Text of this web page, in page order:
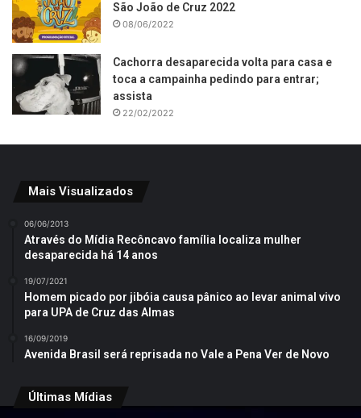
São João de Cruz 2022
08/06/2022
Cachorra desaparecida volta para casa e
toca a campainha pedindo para entrar;
assista
22/02/2022
Mais Visualizados
06/06/2013
Através do Mídia Recôncavo família localiza mulher
desaparecida há 14 anos
19/07/2021
Homem picado por jibóia causa pânico ao levar animal vivo
para UPA de Cruz das Almas
16/09/2019
Avenida Brasil será reprisada no Vale a Pena Ver de Novo
Últimas Mídias